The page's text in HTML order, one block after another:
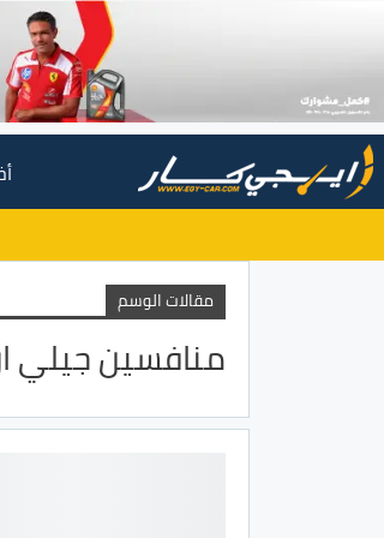
مقالات الوسم
منافسين جيلي